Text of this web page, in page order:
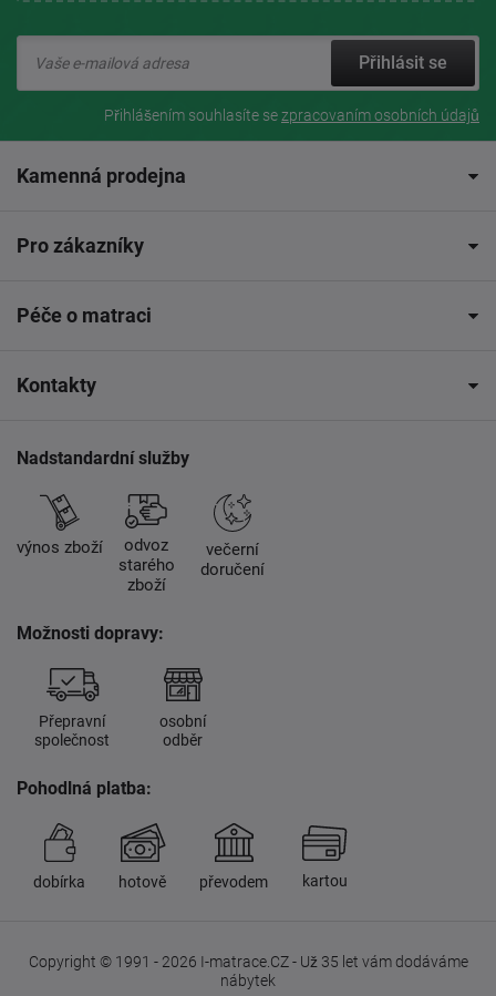
Přihlásit se
Přihlášením souhlasíte sezpracovaním osobních údajů
Kamenná prodejna
Pro zákazníky
Péče o matraci
Kontakty
Nadstandardní služby
výnos zboží
odvoz
starého
zboží
večerní
doručení
Možnosti dopravy:
Přepravní
společnost
osobní
odběr
Pohodlná platba:
dobírka hotově převodem kartou
Copyright © 1991 - 2026 I-matrace.CZ - Už 35 let vám dodáváme
nábytek